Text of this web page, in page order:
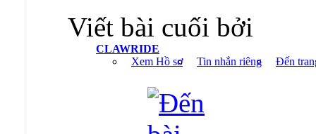
Viết bài cuối bởi
CLAWRIDE
Xem Hồ sơ
Tin nhắn riêng Đến